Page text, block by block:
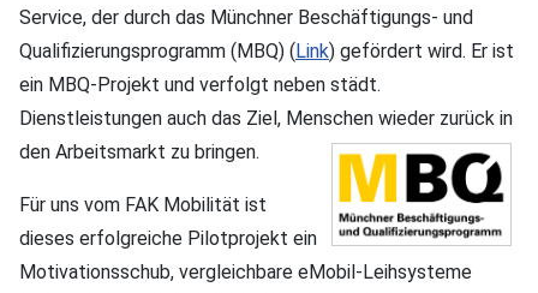
Service, der durch das Münchner Beschäftigungs- und
Qualifizierungsprogramm (MBQ) ( Link) gefördert wird. Er ist
ein MBQ-Projekt und verfolgt neben städt.
Dienstleistungen auch das Ziel, Menschen wieder zurück in
den Arbeitsmarkt zu bringen.
Für uns vom FAK Mobilität ist
dieses erfolgreiche Pilotprojekt ein
Motivationsschub, vergleichbare eMobil-Leihsysteme